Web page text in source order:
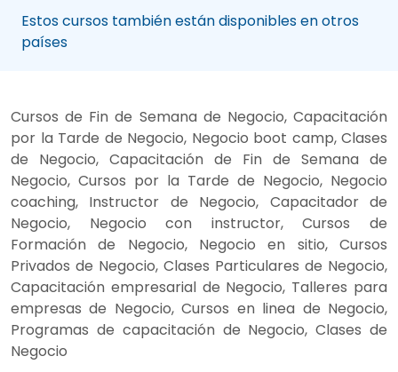
Estos cursos también están disponibles en otros
países
Cursos de Fin de Semana de Negocio, Capacitación
por la Tarde de Negocio, Negocio boot camp, Clases
de Negocio, Capacitación de Fin de Semana de
Negocio, Cursos por la Tarde de Negocio, Negocio
coaching, Instructor de Negocio, Capacitador de
Negocio, Negocio con instructor, Cursos de
Formación de Negocio, Negocio en sitio, Cursos
Privados de Negocio, Clases Particulares de Negocio,
Capacitación empresarial de Negocio, Talleres para
empresas de Negocio, Cursos en linea de Negocio,
Programas de capacitación de Negocio, Clases de
Negocio